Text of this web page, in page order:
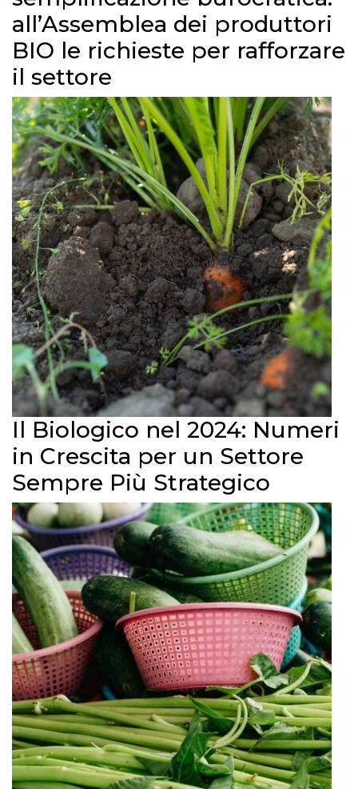
all’Assemblea dei produttori
BIO le richieste per rafforzare
il settore
Il Biologico nel 2024: Numeri
in Crescita per un Settore
Sempre Più Strategico